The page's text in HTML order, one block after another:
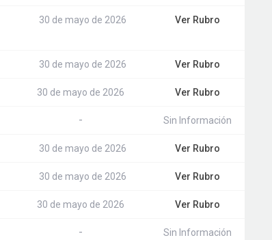
30 de mayo de 2026 Ver Rubro
30 de mayo de 2026 Ver Rubro
30 de mayo de 2026 Ver Rubro
- Sin Información
30 de mayo de 2026 Ver Rubro
30 de mayo de 2026 Ver Rubro
30 de mayo de 2026 Ver Rubro
- Sin Información